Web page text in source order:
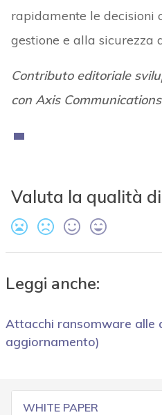
rapidamente le decisioni
gestione e alla sicurezza
Contributo editoriale
con Axis Communications
Valuta la qualità
Leggi anche:
Attacchi ransomware alle
aggiornamento)
WHITE PAPER